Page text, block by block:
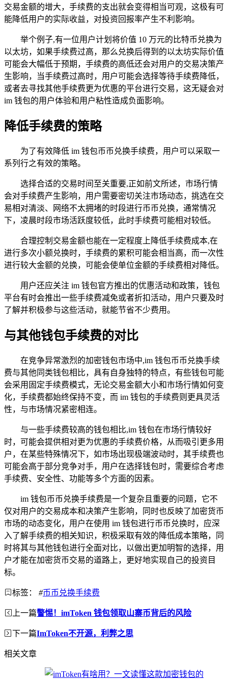
交易金额的增大，手续费的支出就会变得相当可观，这极有可
能降低用户的实际收益，对投资回报率产生不利影响。
举个例子,有一位用户计划将价值 10 万元的比特币兑换为
以太坊，如果手续费过高，那么兑换后得到的以太坊实际价值
可能会大幅低于预期，手续费的高低还会对用户的交易决策产
生影响，当手续费过高时，用户可能会选择等待手续费降低，
或者去寻找其他手续费更为优惠的平台进行交易，这无疑会对
im 钱包的用户体验和用户粘性造成负面影响。
降低手续费的策略
为了有效降低 im 钱包币币兑换手续费，用户可以采取一
系列行之有效的策略。
选择合适的交易时间至关重要,正如前文所述，市场行情
会对手续费产生影响，用户需要密切关注市场动态，挑选在交
易相对清淡、网络不太拥堵的时段进行币币兑换，通常情况
下，凌晨时段市场活跃度较低，此时手续费可能相对较低。
合理控制交易金额也能在一定程度上降低手续费成本,在
进行多次小额兑换时，手续费的累积可能会相当高，而一次性
进行较大金额的兑换，可能会使单位金额的手续费相对降低。
用户还应关注 im 钱包官方推出的优惠活动和政策，钱包
平台有时会推出一些手续费减免或者折扣活动，用户只要及时
了解并积极参与这些活动，就能节省不少费用。
与其他钱包手续费的对比
在竞争异常激烈的加密钱包市场中,im 钱包币币兑换手续
费与其他同类钱包相比，具有自身独特的特点，有些钱包可能
会采用固定手续费模式，无论交易金额大小和市场行情如何变
化，手续费都始终保持不变，而 im 钱包的手续费则更具灵活
性，与市场情况紧密相连。
与一些手续费较高的钱包相比,im 钱包在市场行情较好
时，可能会提供相对更为优惠的手续费价格，从而吸引更多用
户，在某些特殊情况下，如市场出现极端波动时，其手续费也
可能会高于部分竞争对手，用户在选择钱包时，需要综合考虑
手续费、安全性、功能等多个方面的因素。
im 钱包币币兑换手续费是一个复杂且重要的问题，它不
仅对用户的交易成本和决策产生影响，同时也反映了加密货币
市场的动态变化，用户在使用 im 钱包进行币币兑换时，应深
入了解手续费的相关知识，积极采取有效的降低成本策略，同
时将其与其他钱包进行全面对比，以做出更加明智的选择，用
户才能在加密货币交易的道路上，更好地实现自己的投资目
标。
标签： #币币兑换手续费
上一篇警惕！imToken 钱包领取山寨币背后的风险
下一篇ImToken不开源，利弊之思
相关文章